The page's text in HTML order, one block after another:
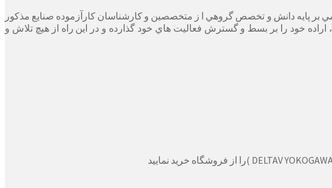
– پتروشيمي بر پايه دانش و تخصص گروهي ا ز متخصصين و كارشناسان كارآزموده صنايع مذكور
خود را بر بسط و گسترش فعاليت هاي خود گذارده و در اين راه از هيچ تلاش و